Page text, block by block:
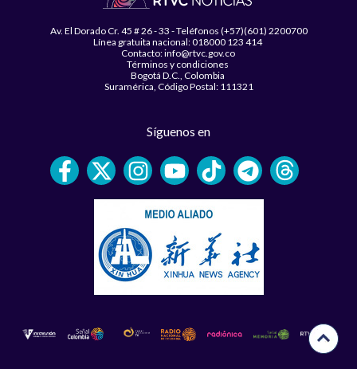
Av. El Dorado Cr. 45 # 26 - 33 - Teléfonos (+57)(601) 2200700
Línea gratuita nacional: 018000 123 414
Contacto: info@rtvc.gov.co
Términos y condiciones
Bogotá D.C., Colombia
Suramérica, Código Postal: 111321
Síguenos en